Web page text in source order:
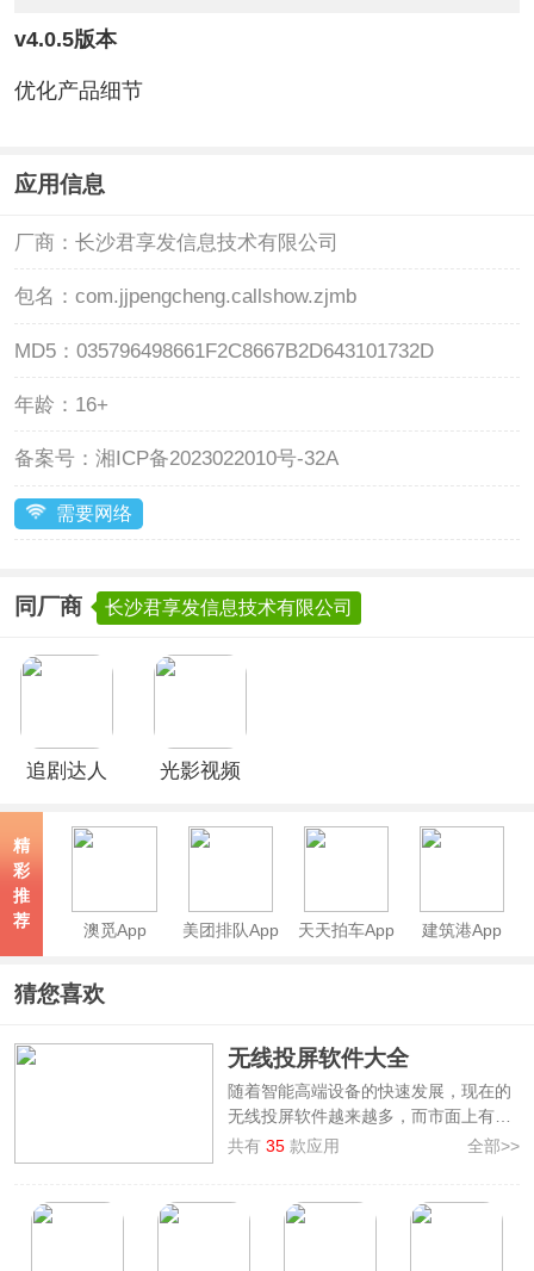
v4.0.5版本
优化产品细节
应用信息
厂商： 长沙君享发信息技术有限公司
包名： com.jjpengcheng.callshow.zjmb
MD5： 035796498661F2C8667B2D643101732D
年龄： 16+
备案号： 湘ICP备2023022010号-32A
需要网络
同厂商 长沙君享发信息技术有限公司
追剧达人
光影视频
精
彩
推
荐
澳觅App 美团排队App 天天拍车App 建筑港App
猜您喜欢
无线投屏软件大全
随着智能高端设备的快速发展，现在的
无线投屏软件越来越多，而市面上有很
多无线投屏app可以选择，本站特地整
wifi投屏软件。这些无线投屏软件通过
共有35 款应用 全部>>